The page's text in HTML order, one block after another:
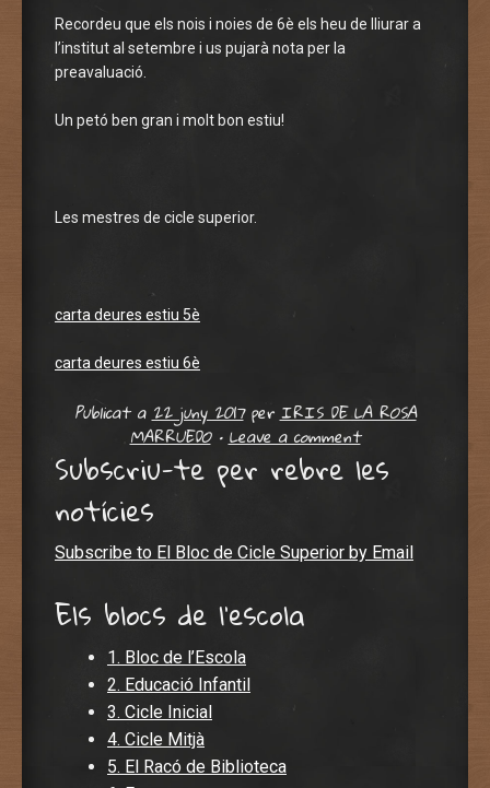
Recordeu que els nois i noies de 6è els heu de lliurar a
l’institut al setembre i us pujarà nota per la
preavaluació.
Un petó ben gran i molt bon estiu!
Les mestres de cicle superior.
carta deures estiu 5è
carta deures estiu 6è
Publicat a22 juny 2017perIRIS DE LA ROSA
MARRUEDO •Leave a comment
Subscriu-te per rebre les
notícies
Subscribe to El Bloc de Cicle Superior by Email
Els blocs de l'escola
1. Bloc de l’Escola
2. Educació Infantil
3. Cicle Inicial
4. Cicle Mitjà
5. El Racó de Biblioteca